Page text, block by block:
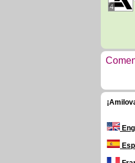
4